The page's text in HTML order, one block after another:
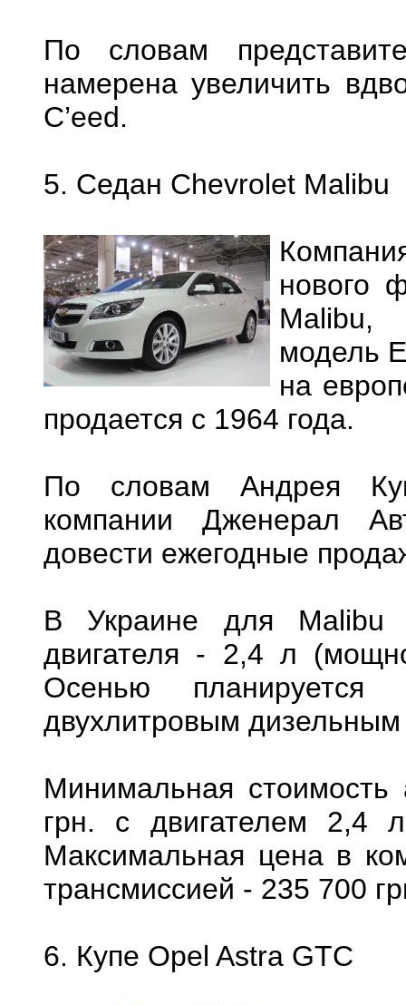
По словам
намерена увеличить
C’eed.
5. Седан Chevrolet Malibu
нового
Malibu,
модель
на
продается с 1964 года.
По словам Андрея
компании Дженерал
довести ежегодные
В Украине для Malibu
двигателя - 2,4 л
Осенью планируется
двухлитровым дизельным
Минимальная стоимость
грн. с двигателем 2,4
Максимальная цена в
трансмиссией - 235 700
6. Купе Opel Astra GTC